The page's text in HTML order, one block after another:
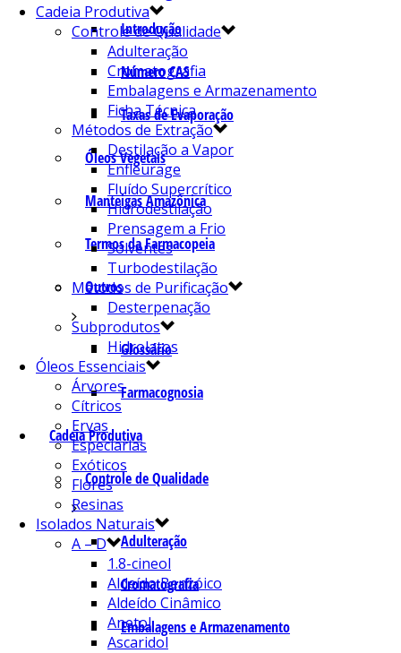
Introdução
Número CAS
Taxas de Evaporação
Óleos Vegetais
Manteigas Amazônica
Termos da Farmacopeia
Outros
Glossário
Farmacognosia
Cadeia Produtiva
Controle de Qualidade
Adulteração
Cromatografia
Embalagens e Armazenamento
Cadeia Produtiva
Controle de Qualidade
Adulteração
Cromatografia
Embalagens e Armazenamento
Ficha Técnica
Métodos de Extração
Destilação a Vapor
Enfleurage
Fluído Supercrítico
Hidrodestilação
Prensagem a Frio
Solventes
Turbodestilação
Métodos de Purificação
Desterpenação
Subprodutos
Hidrolatos
Óleos Essenciais
Árvores
Cítricos
Ervas
Especiarias
Exóticos
Flores
Resinas
Isolados Naturais
A – D
1.8-cineol
Aldeído Benzóico
Aldeído Cinâmico
Anetol
Ascaridol